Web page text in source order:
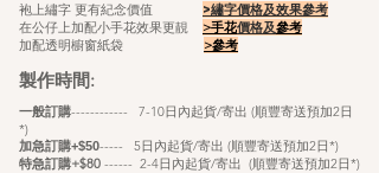
袍上繡字 更有紀念價值 >繡字價格及效果參考
在公仔上加配小手花效果更靚 >手花價格及參考
加配透明櫥窗紙袋 >參考
製作時間:
一般訂購------------ 7-10日內起貨/寄出 (順豐寄送預加2日
*)
加急訂購+$50----- 5日內起貨/寄出 (順豐寄送預加2日*)
特急訂購+$80 ------ 2-4日內起貨/寄出 (順豐寄送預加2日*)